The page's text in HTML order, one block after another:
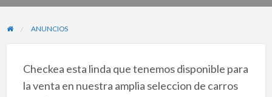
problema
ANUNCIOS
Checkea esta linda que tenemos disponible para
la venta en nuestra amplia seleccion de carros